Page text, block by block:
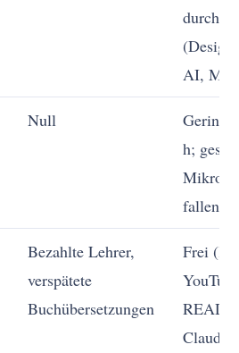
durch
AI,
Null
Gering
h;
Mikro
fallen
Bezahlte Lehrer,
verspätete
Buchübersetzungen
Frei